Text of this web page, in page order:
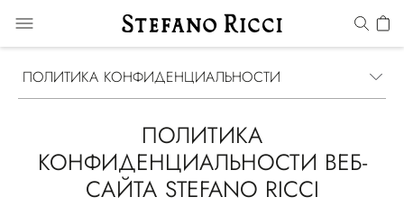
ПОЛИТИКА КОНФИДЕНЦИАЛЬНОСТИ
ПОЛИТИКА
КОНФИДЕНЦИАЛЬНОСТИ ВЕБ-
САЙТА STEFANO RICCI